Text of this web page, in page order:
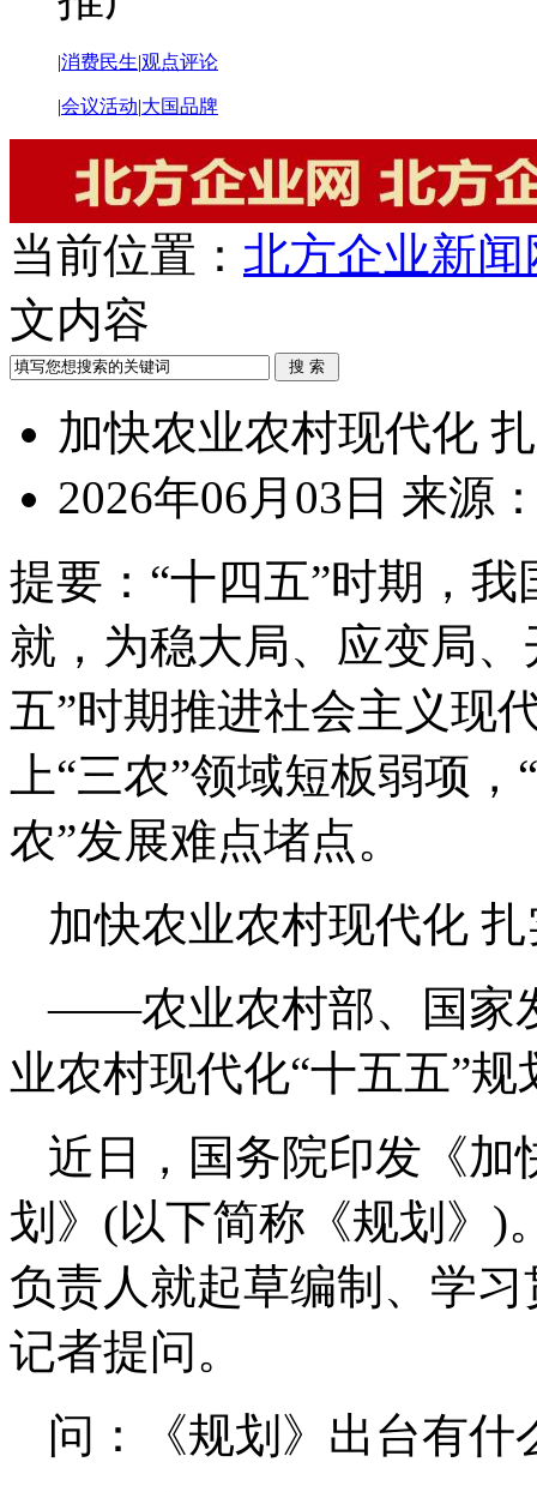
|消费民生|观点评论
|会议活动|大国品牌
当前位置： 北方企业新闻
文内容
加快农业农村现代化
2026年06月03日 来源
提要： “十四五”时期，
就，为稳大局、应变局
五”时期推进社会主义现
上“三农”领域短板弱项
农”发展难点堵点。
加快农业农村现代化
——农业农村部、国家
业农村现代化“十五五”
近日，国务院印发《加
划》(以下简称《规划》)
负责人就起草编制、学
记者提问。
问：《规划》出台有什